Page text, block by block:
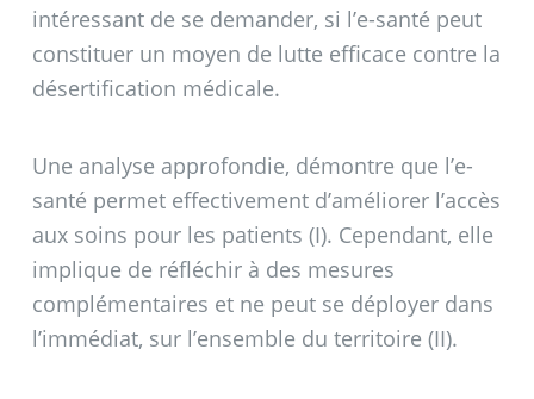
intéressant de se demander, si l’e-santé peut
constituer un moyen de lutte efficace contre la
désertification médicale.
Une analyse approfondie, démontre que l’e-
santé permet effectivement d’améliorer l’accès
aux soins pour les patients (I). Cependant, elle
implique de réfléchir à des mesures
complémentaires et ne peut se déployer dans
l’immédiat, sur l’ensemble du territoire (II).